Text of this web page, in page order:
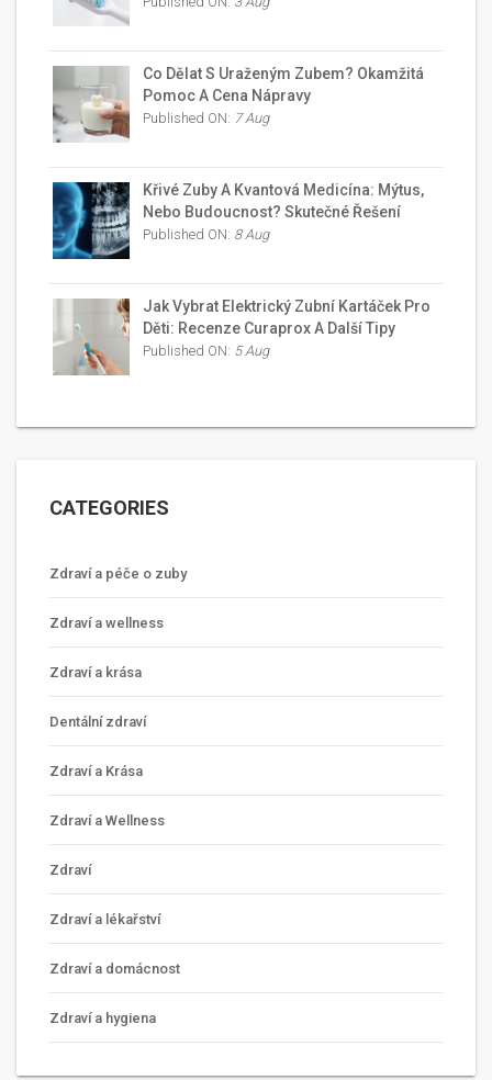
Co Dělat S Uraženým Zubem? Okamžitá
Pomoc A Cena Nápravy
Published ON: 7 Aug
Křivé Zuby A Kvantová Medicína: Mýtus,
Nebo Budoucnost? Skutečné Řešení
Published ON: 8 Aug
Jak Vybrat Elektrický Zubní Kartáček Pro
Děti: Recenze Curaprox A Další Tipy
Published ON: 5 Aug
CATEGORIES
Zdraví a péče o zuby
Zdraví a wellness
Zdraví a krása
Dentální zdraví
Zdraví a Krása
Zdraví a Wellness
Zdraví
Zdraví a lékařství
Zdraví a domácnost
Zdraví a hygiena